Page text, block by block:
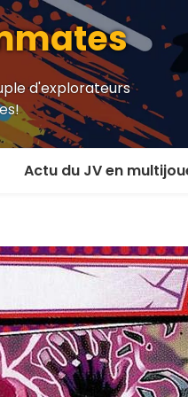
d'explorateurs
partagé
Actu du JV en